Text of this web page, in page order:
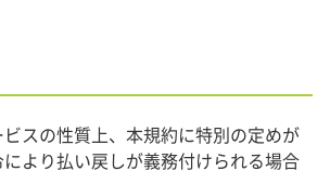
ビスの性質上、本規約に特別の定めが
により払い戻しが義務付けられる場合